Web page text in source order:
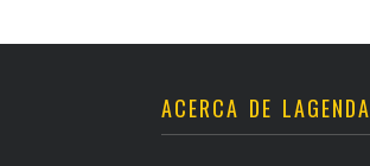
ACERCA DE LAGENDA